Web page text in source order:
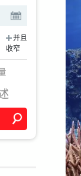
并且
收窄